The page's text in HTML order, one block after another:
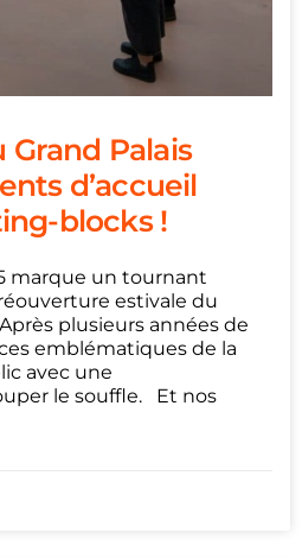
Palais
d’accueil
blocks !
marque un tournant
estivale du
plusieurs années de
emblématiques de la
avec une
le souffle. Et nos